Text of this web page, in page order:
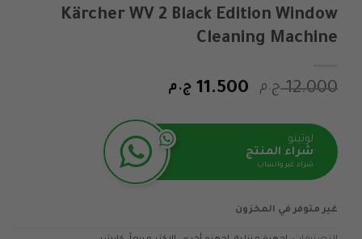
Kärcher WV 2 Black Edition Window
Cleaning Machine
12.000 ج.م
السعر
هو:
12.000 ج.م.
11.500 ج.م
هو:
11.500 ج.م.
لوتينو
شراء المنتج
شراء عبر واتساب
غير متوفر في المخزون